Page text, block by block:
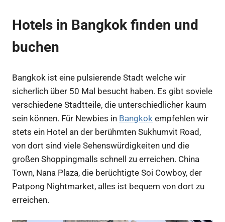
Hotels in Bangkok finden und
buchen
Bangkok ist eine pulsierende Stadt welche wir
sicherlich über 50 Mal besucht haben. Es gibt soviele
verschiedene Stadtteile, die unterschiedlicher kaum
sein können. Für Newbies in Bangkok empfehlen wir
stets ein Hotel an der berühmten Sukhumvit Road,
von dort sind viele Sehenswürdigkeiten und die
großen Shoppingmalls schnell zu erreichen. China
Town, Nana Plaza, die berüchtigte Soi Cowboy, der
Patpong Nightmarket, alles ist bequem von dort zu
erreichen.